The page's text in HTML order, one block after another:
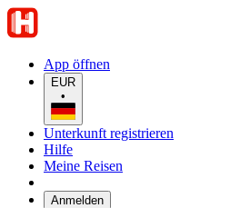
App öffnen
EUR
•
Unterkunft registrieren
Hilfe
Meine Reisen
Anmelden